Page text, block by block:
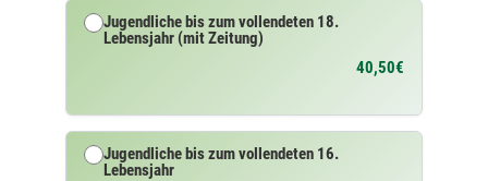
Jugendliche bis zum vollendeten 18.
Lebensjahr (mit Zeitung)
40,50€
Jugendliche bis zum vollendeten 16.
Lebensjahr